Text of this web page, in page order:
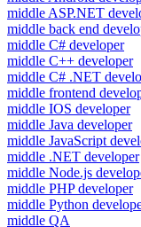
middle ASP.NET
middle back end
middle C# developer
middle C++ developer
middle C# .NET
middle frontend
middle IOS developer
middle Java developer
middle JavaScript
middle .NET developer
middle Node.js
middle PHP developer
middle Python
middle QA